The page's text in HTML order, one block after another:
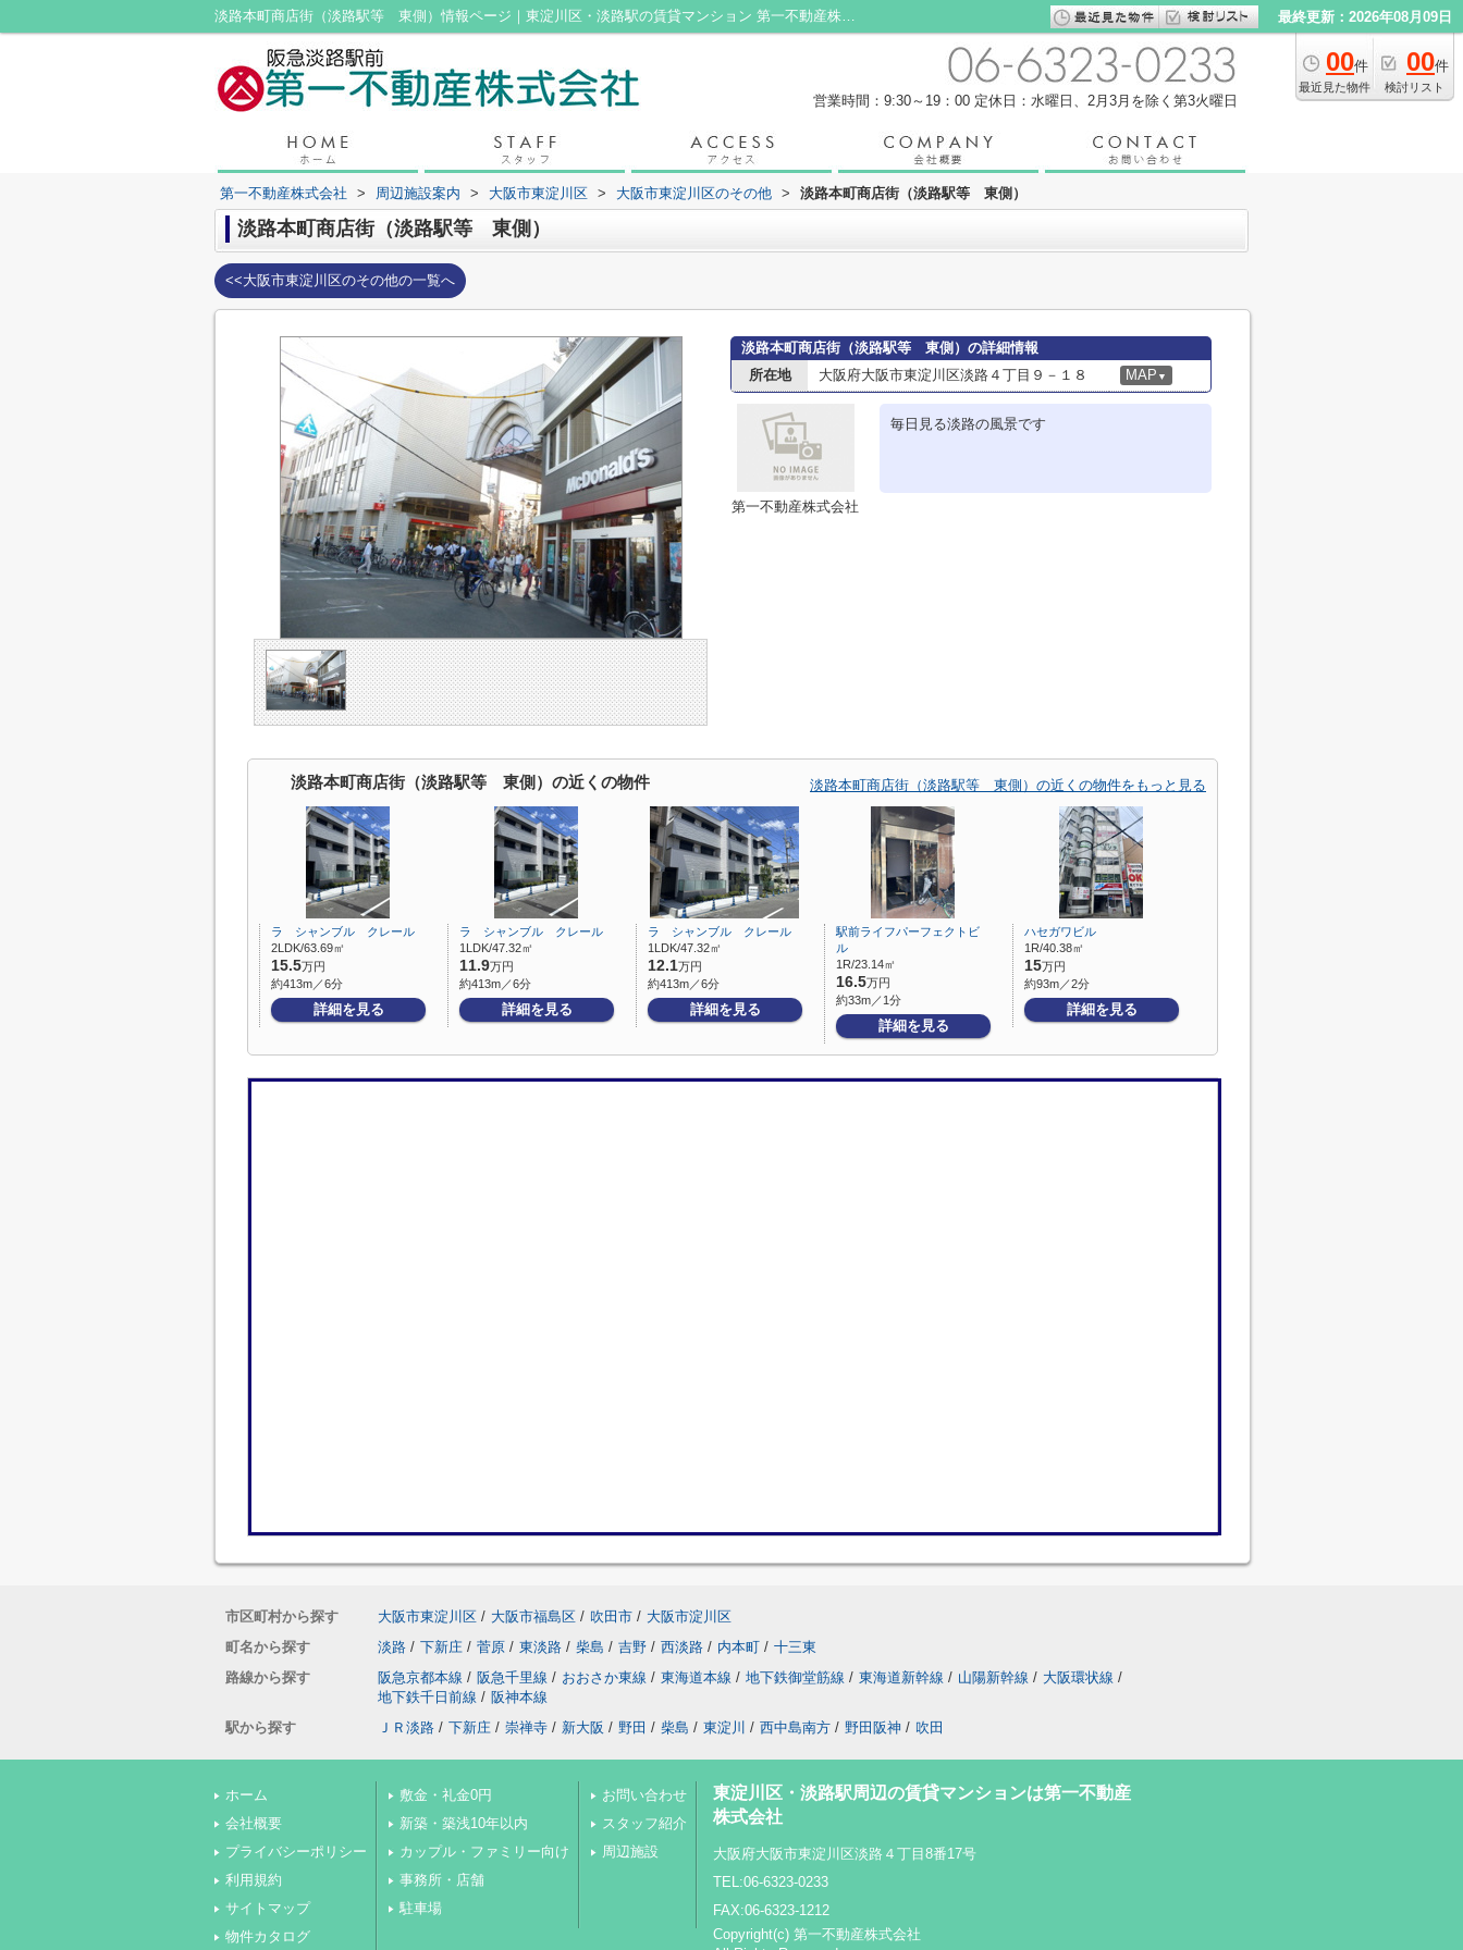
淡路本町商店街（淡路駅等 東側）情報ページ｜東淀川区・淡路駅の賃貸マンション 第一不動産株式会社 最終更新：2026年08月09日
00件
最近見た物件
00件
検討リスト
営業時間：9:30～19：00 定休日：水曜日、2月3月を除く第3火曜日
第一不動産株式会社 > 周辺施設案内 > 大阪市東淀川区 > 大阪市東淀川区のその他 > 淡路本町商店街（淡路駅等 東側）
淡路本町商店街（淡路駅等 東側）
<<大阪市東淀川区のその他の一覧へ
淡路本町商店街（淡路駅等 東側）の詳細情報
所在地
大阪府大阪市東淀川区淡路４丁目９－１８ MAP ▼
第一不動産株式会社
毎日見る淡路の風景です
淡路本町商店街（淡路駅等 東側）の近くの物件 淡路本町商店街（淡路駅等 東側）の近くの物件をもっと見る
ラ シャンブル クレール
2LDK/63.69㎡
15.5万円
約413m／6分
詳細を見る
ラ シャンブル クレール
1LDK/47.32㎡
11.9万円
約413m／6分
詳細を見る
ラ シャンブル クレール
1LDK/47.32㎡
12.1万円
約413m／6分
詳細を見る
駅前ライフパーフェクトビ
ル
1R/23.14㎡
16.5万円
約33m／1分
詳細を見る
ハセガワビル
1R/40.38㎡
15万円
約93m／2分
詳細を見る
市区町村から探す 大阪市東淀川区 / 大阪市福島区 / 吹田市 / 大阪市淀川区
町名から探す
淡路 / 下新庄 / 菅原 / 東淡路 / 柴島 / 吉野 / 西淡路 / 内本町 / 十三東
路線から探す
阪急京都本線 / 阪急千里線 / おおさか東線 / 東海道本線 / 地下鉄御堂筋線 / 東海道新幹線 / 山陽新幹線 / 大阪環状線 /
地下鉄千日前線 / 阪神本線
駅から探す
ＪＲ淡路 / 下新庄 / 崇禅寺 / 新大阪 / 野田 / 柴島 / 東淀川 / 西中島南方 / 野田阪神 / 吹田
ホーム
会社概要
プライバシーポリシー
利用規約
サイトマップ
物件カタログ
敷金・礼金0円
新築・築浅10年以内
カップル・ファミリー向け
事務所・店舗
駐車場
お問い合わせ
スタッフ紹介
周辺施設
東淀川区・淡路駅周辺の賃貸マンションは第一不動産
株式会社
大阪府大阪市東淀川区淡路４丁目8番17号
TEL:06-6323-0233
FAX:06-6323-1212
Copyright(c) 第一不動産株式会社